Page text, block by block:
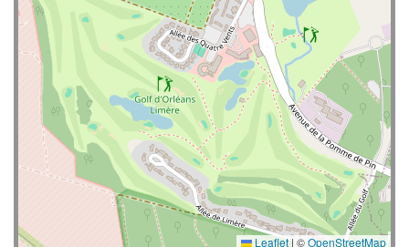
Leaflet| ©OpenStreetMap